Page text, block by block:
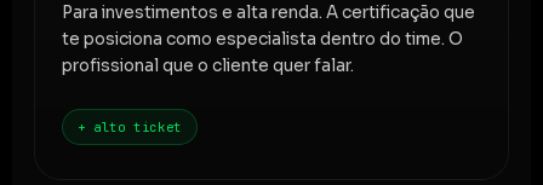
Para investimentos e alta renda. A certificação que
te posiciona como especialista dentro do time. O
profissional que o cliente quer falar.
+ alto ticket